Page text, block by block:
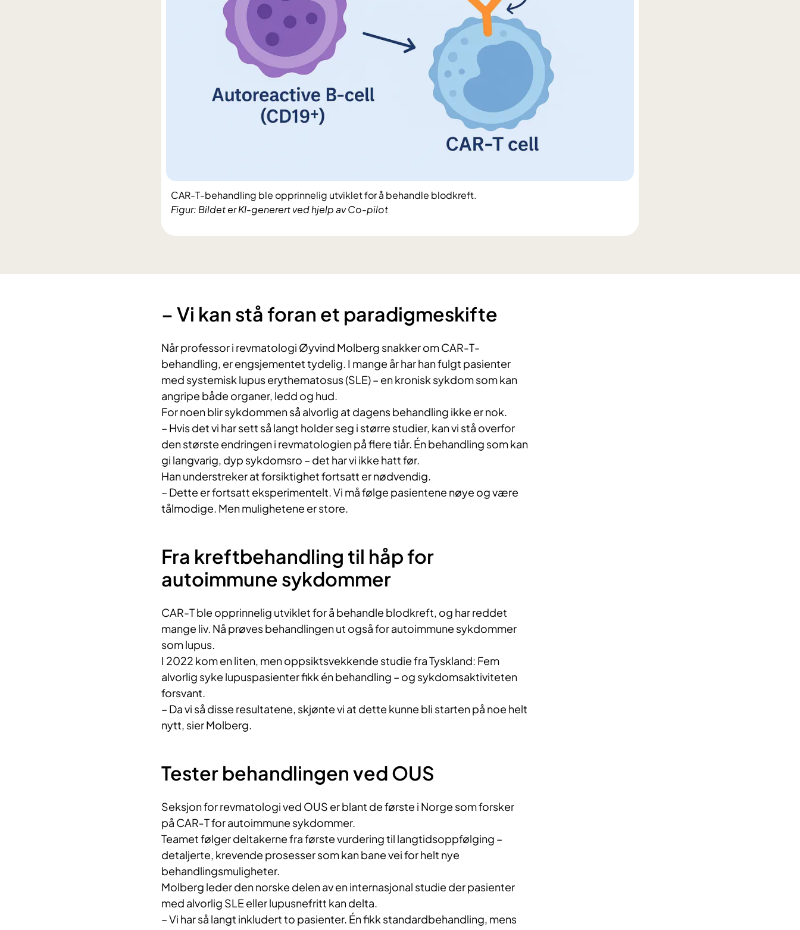
Figur: Bildet er KI-generert ved hjelp av Co-pilot
CAR-T-behandling ble opprinnelig utviklet for å behandle blodkreft.
– Vi kan stå foran et paradigmeskifte
Når professor i revmatologi Øyvind Molberg snakker om CAR-T-
behandling, er engsjementet tydelig. I mange år har han fulgt pasienter
med systemisk lupus erythematosus (SLE) – en kronisk sykdom som kan
angripe både organer, ledd og hud.
For noen blir sykdommen så alvorlig at dagens behandling ikke er nok.
– Hvis det vi har sett så langt holder seg i større studier, kan vi stå overfor
den største endringen i revmatologien på flere tiår. Én behandling som kan
gi langvarig, dyp sykdomsro – det har vi ikke hatt før.
Han understreker at forsiktighet fortsatt er nødvendig.
– Dette er fortsatt eksperimentelt. Vi må følge pasientene nøye og være
tålmodige. Men mulighetene er store.
Fra kreftbehandling til håp for
autoimmune sykdommer
CAR-T ble opprinnelig utviklet for å behandle blodkreft, og har reddet
mange liv. Nå prøves behandlingen ut også for autoimmune sykdommer
som lupus.
I 2022 kom en liten, men oppsiktsvekkende studie fra Tyskland: Fem
alvorlig syke lupuspasienter fikk én behandling – og sykdomsaktiviteten
forsvant.
– Da vi så disse resultatene, skjønte vi at dette kunne bli starten på noe helt
nytt, sier Molberg.
Tester behandlingen ved OUS
Seksjon for revmatologi ved OUS er blant de første i Norge som forsker
på CAR‑T for autoimmune sykdommer.
Teamet følger deltakerne fra første vurdering til langtidsoppfølging –
detaljerte, krevende prosesser som kan bane vei for helt nye
behandlingsmuligheter.
Molberg leder den norske delen av en internasjonal studie der pasienter
med alvorlig SLE eller lupusnefritt kan delta.
– Vi har så langt inkludert to pasienter. Én fikk standardbehandling, mens